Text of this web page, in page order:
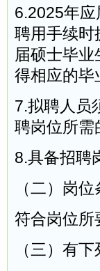
6.2025年
聘用手续时
届硕士毕
得相应的毕
7.拟聘人员
聘岗位所需
8.具备招聘
（二）岗
符合岗位所
（三）有